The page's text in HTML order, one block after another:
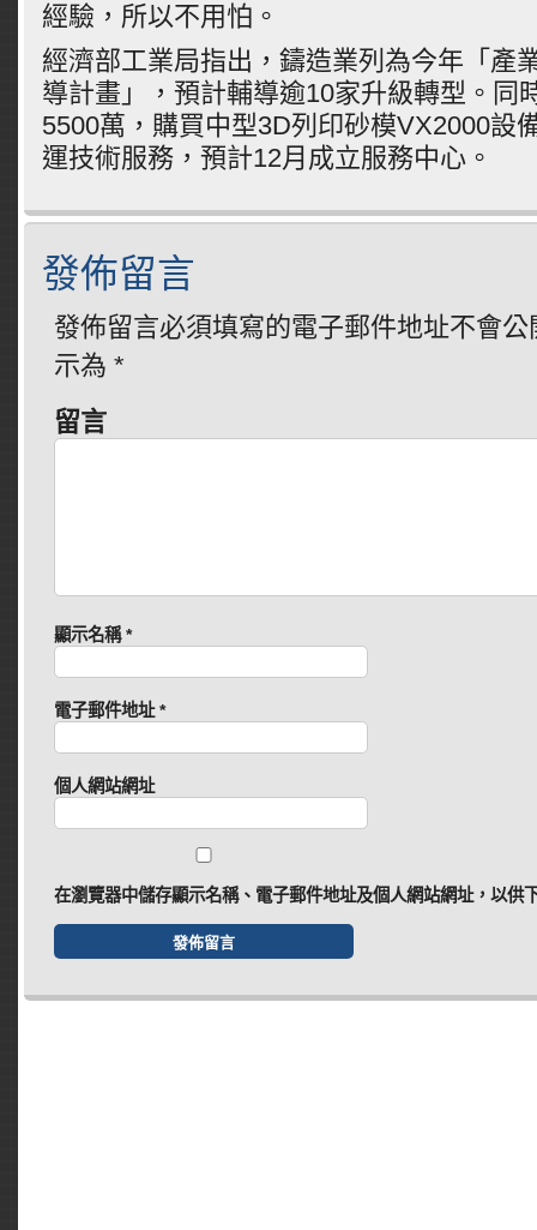
經驗，所以不用怕。
經濟部工業局指出，鑄造業列為今年「產
導計畫」，預計輔導逾10家升級轉型。同
5500萬，購買中型3D列印砂模VX2000設
運技術服務，預計12月成立服務中心。
發佈留言
發佈留言必須填寫的電子郵件地址不會公
示為 *
留言
顯示名稱*
電子郵件地址*
個人網站網址
在瀏覽器中儲存顯示名稱、電子郵件地址及個人網站網址，以供